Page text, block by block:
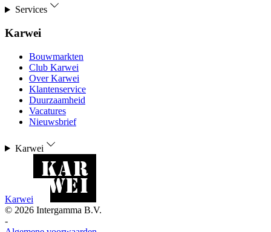
Services
Karwei
Bouwmarkten
Club Karwei
Over Karwei
Klantenservice
Duurzaamheid
Vacatures
Nieuwsbrief
Karwei
Karwei
© 2026 Intergamma B.V.
-